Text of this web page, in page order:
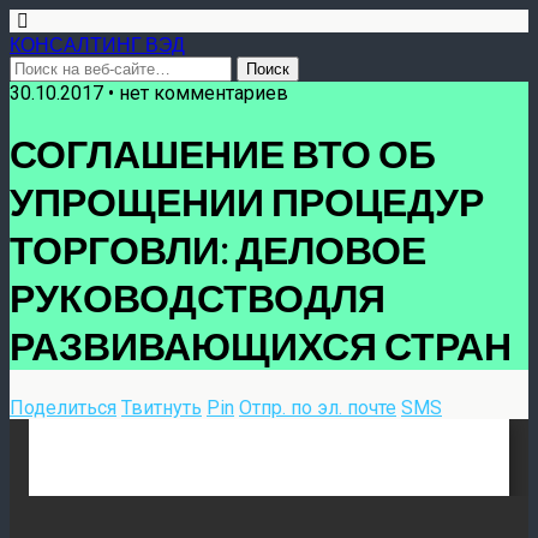
КОНСАЛТИНГ ВЭД
30.10.2017 • нет комментариев
СОГЛАШЕНИЕ ВТО ОБ
УПРОЩЕНИИ ПРОЦЕДУР
ТОРГОВЛИ: ДЕЛОВОЕ
РУКОВОДСТВОДЛЯ
РАЗВИВАЮЩИХСЯ СТРАН
Поделиться Твитнуть Pin Отпр. по эл. почте SMS